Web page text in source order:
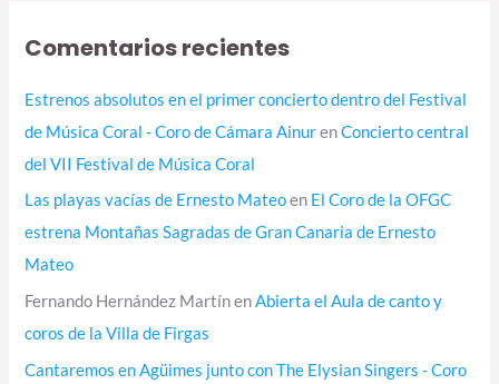
Comentarios recientes
Estrenos absolutos en el primer concierto dentro del Festival
de Música Coral - Coro de Cámara AinurenConcierto central
del VII Festival de Música Coral
Las playas vacías de Ernesto Mateoen El Coro de la OFGC
estrena Montañas Sagradas de Gran Canaria de Ernesto
Mateo
Fernando Hernández MartínenAbierta el Aula de canto y
coros de la Villa de Firgas
Cantaremos en Agüimes junto con The Elysian Singers - Coro